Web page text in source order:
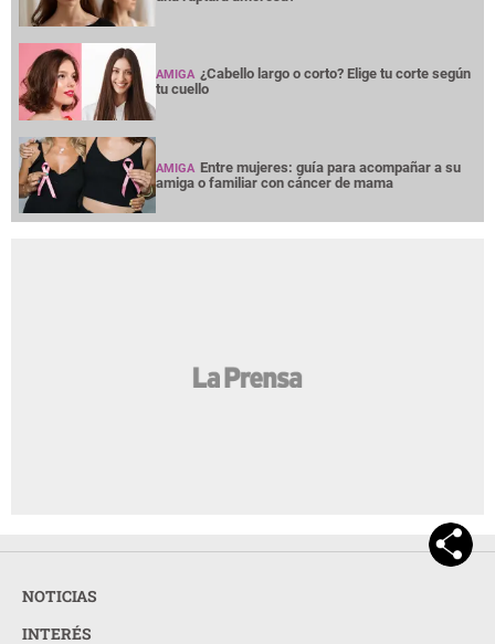
AMIGA ¿Cabello largo o corto? Elige tu corte según
tu cuello
AMIGA Entre mujeres: guía para acompañar a su
amiga o familiar con cáncer de mama
NOTICIAS
INTERÉS